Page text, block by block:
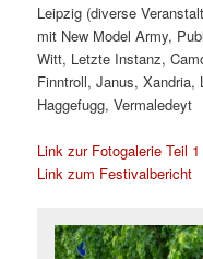
Leipzig (diverse
mit New Model Army,
Witt, Letzte Instanz,
Finntroll, Janus, Xandria,
Haggefugg, Vermaledeyt
Link zur Fotogalerie Teil 1
Link zum Festivalbericht